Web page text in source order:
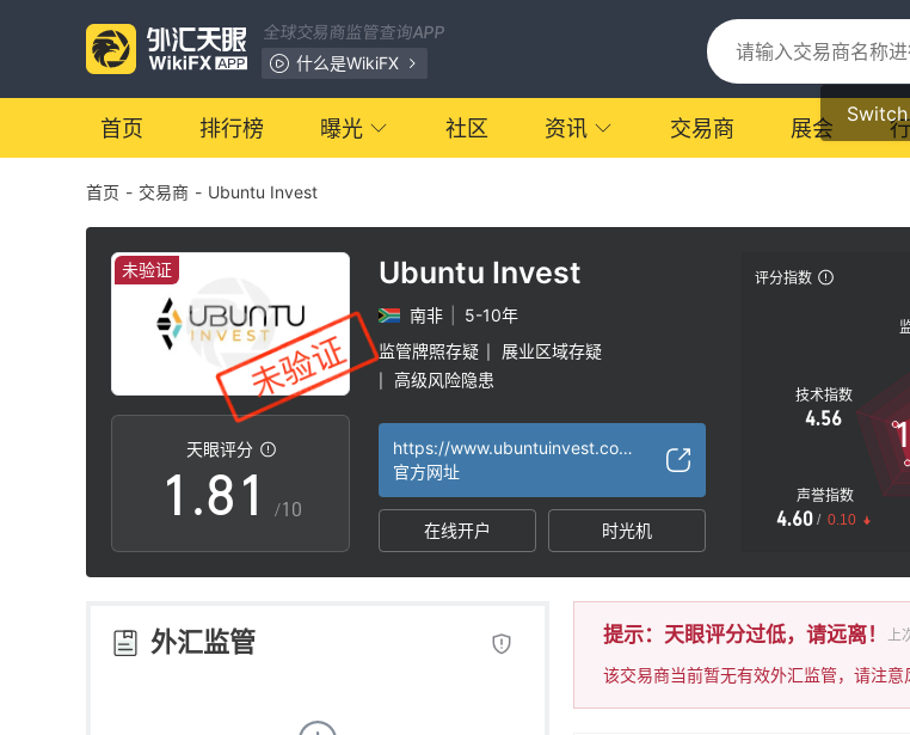
全球交易商监管查询APP
什么是WikiFX
首页 排行榜 曝光 社区 资讯 交易商 展会
首页 - 交易商 - Ubuntu Invest
未验证
天眼评分
0
1
2
3
.
2
3
4
5
6
7
8
9
0
1
2
3
/10
Ubuntu Invest
南非
5-10年
监管牌照存疑
展业区域存疑
高级风险隐患
https://www.ubuntuinvest.com/
官方网址
在线开户 时光机
评分指数
技术指数
4.56
声誉指数
4.60 / 0.10
外汇监管 提示：天眼评分过低，请远离！ 上
该交易商当前暂无有效外汇监管，请注意